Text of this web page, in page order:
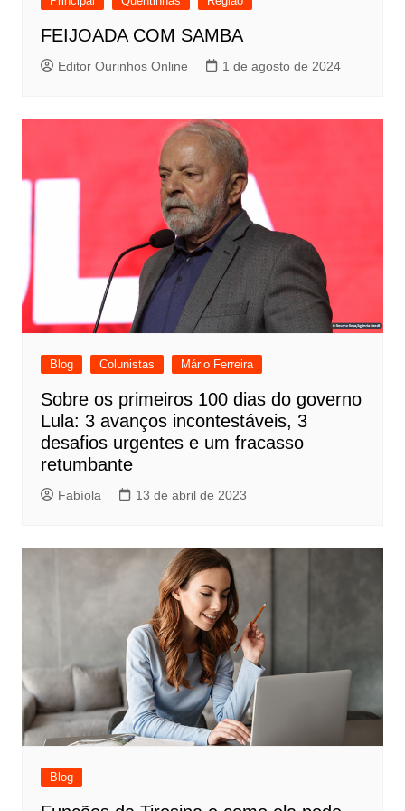
FEIJOADA COM SAMBA
Editor Ourinhos Online 1 de agosto de 2024
Blog Colunistas Mário Ferreira
Sobre os primeiros 100 dias do governo
Lula: 3 avanços incontestáveis, 3
desafios urgentes e um fracasso
retumbante
Fabíola 13 de abril de 2023
Blog